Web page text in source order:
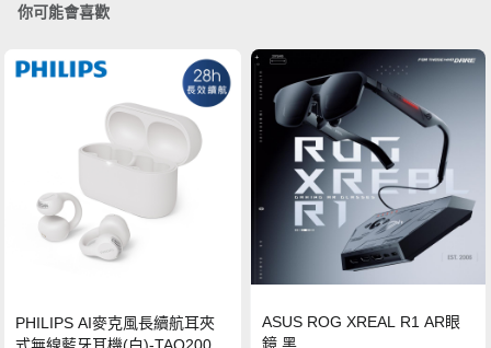
你可能會喜歡
PHILIPS AI麥克風長續航耳夾
式無線藍牙耳機(白)-TAQ2000
ASUS ROG XREAL R1 AR眼
鏡 黑